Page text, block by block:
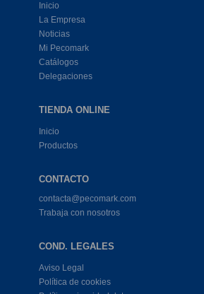
Inicio
La Empresa
Noticias
Mi Pecomark
Catálogos
Delegaciones
TIENDA ONLINE
Inicio
Productos
CONTACTO
contacta@pecomark.com
Trabaja con nosotros
COND. LEGALES
Aviso Legal
Política de cookies